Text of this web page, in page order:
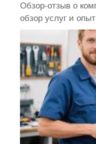
Обзор-отзыв о
обзор услуг и